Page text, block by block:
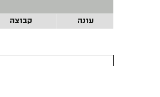
עונה
קבוצה